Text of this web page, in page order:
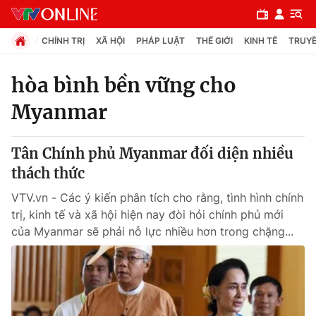
Chuyên mục
Chính trị
Xã hội
Pháp luật
Y tế
Thế giới
CHÍNH TRỊ XÃ HỘI PHÁP LUẬT THẾ GIỚI KINH TẾ
hòa bình bền vững cho
Myanmar
Tân Chính phủ Myanmar đối diện nhiều
thách thức
VTV.vn - Các ý kiến phân tích cho rằng, tình hình chính
trị, kinh tế và xã hội hiện nay đòi hỏi chính phủ mới
của Myanmar sẽ phải nỗ lực nhiều hơn trong chặng...